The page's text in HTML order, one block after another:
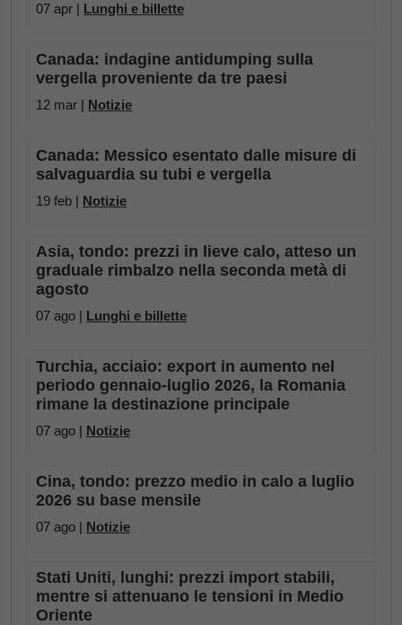
07 apr | Lunghi e billette
Canada: indagine antidumping sulla
vergella proveniente da tre paesi
12 mar | Notizie
Canada: Messico esentato dalle misure di
salvaguardia su tubi e vergella
19 feb | Notizie
Asia, tondo: prezzi in lieve calo, atteso un
graduale rimbalzo nella seconda metà di
agosto
07 ago | Lunghi e billette
Turchia, acciaio: export in aumento nel
periodo gennaio-luglio 2026, la Romania
rimane la destinazione principale
07 ago | Notizie
Cina, tondo: prezzo medio in calo a luglio
2026 su base mensile
07 ago | Notizie
Stati Uniti, lunghi: prezzi import stabili,
mentre si attenuano le tensioni in Medio
Oriente